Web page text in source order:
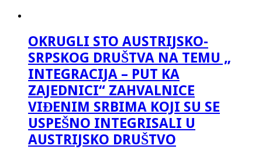
OKRUGLI STO AUSTRIJSKO-
SRPSKOG DRUŠTVA NA TEMU „
INTEGRACIJA – PUT KA
ZAJEDNICI“ ZAHVALNICE
VIĐENIM SRBIMA KOJI SU SE
USPEŠNO INTEGRISALI U
AUSTRIJSKO DRUŠTVO